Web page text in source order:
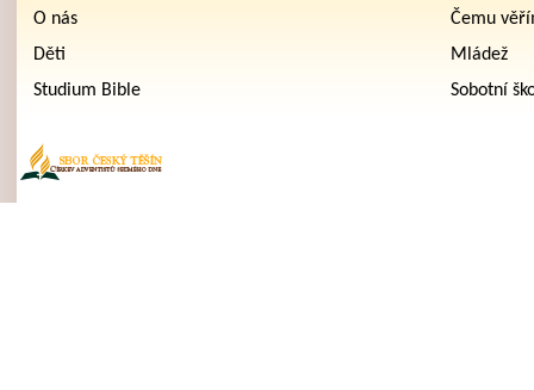
O nás
Čemu
Děti
Mládež
Studium Bible
Sobotní